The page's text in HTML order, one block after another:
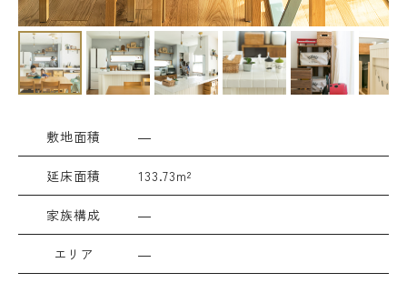
敷地面積 ―
延床面積 133.73m²
家族構成 ―
エリア ―